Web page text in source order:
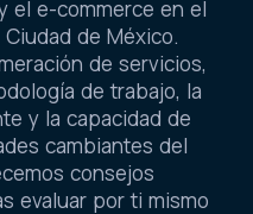
el e-commerce en el
de México.
de servicios,
de trabajo, la
y la capacidad de
cambiantes del
consejos
evaluar por ti mismo